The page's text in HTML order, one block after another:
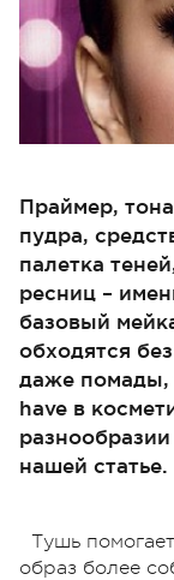
Праймер,
пудра,
палетка
ресниц –
базовый
обходятся
даже помады,
have в
нашей статье.
Тушь
образ более